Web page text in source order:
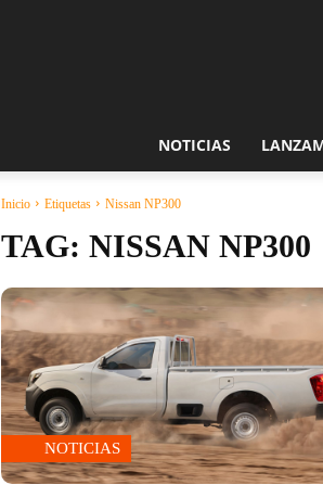
NOTICIAS
Inicio Etiquetas Nissan NP300
TAG: NISSAN NP300
NOTICIAS